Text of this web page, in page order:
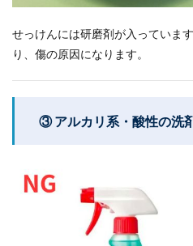
せっけんには研磨剤が入っていま
り、傷の原因になります。
③ アルカリ系・酸性の洗